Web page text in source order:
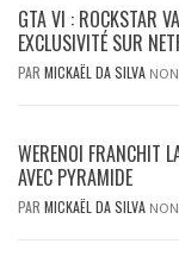
GTA VI : ROCKSTAR
EXCLUSIVITÉ SUR
PAR MICKAËL DA SILVA
WERENOI FRANCHIT
AVEC PYRAMIDE
PAR MICKAËL DA SILVA